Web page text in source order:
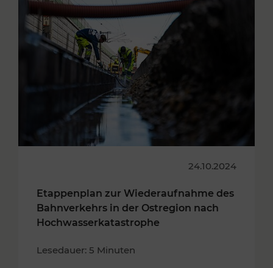
24.10.2024
Etappenplan zur Wiederaufnahme des
Bahnverkehrs in der Ostregion nach
Hochwasserkatastrophe
Lesedauer: 5 Minuten